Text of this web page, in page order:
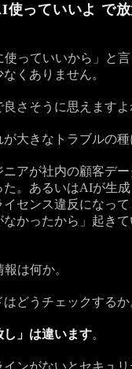
使っていいよ で
使っていいから」と
くありません。
さそうに思えますよ
大きなトラブルの種
アが社内の顧客デ
。あるいはAIが生
イセンス違反になっ
かったから」起き
は何か。
どうチェックするか
し」は違います。
ンがないと セキュ